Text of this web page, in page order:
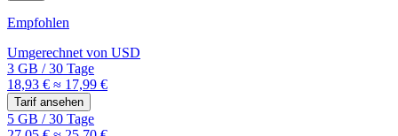
Empfohlen
Umgerechnet von USD
3 GB /30 Tage
18,93 € ≈ 17,99 €
Tarif ansehen
5 GB /30 Tage